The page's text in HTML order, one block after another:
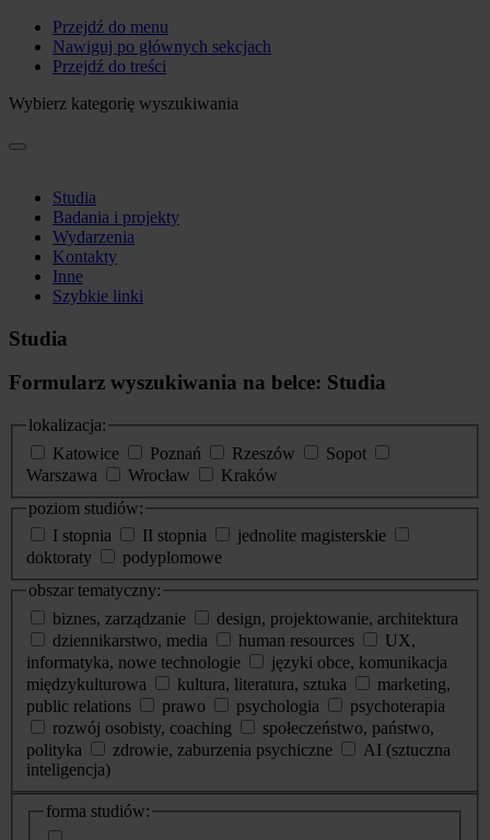
Przejdź do menu
Nawiguj po głównych sekcjach
Przejdź do treści
Wybierz kategorię wyszukiwania
Studia
Badania i projekty
Wydarzenia
Kontakty
Inne
Szybkie linki
Studia
Formularz wyszukiwania na belce: Studia
lokalizacja:
Katowice
Poznań Rzeszów
Sopot
Warszawa
Wrocław
Kraków
poziom studiów:
I stopnia
II stopnia
jednolite magisterskie
doktoraty
podyplomowe
obszar tematyczny:
biznes, zarządzanie
design, projektowanie, architektura
dziennikarstwo, media
human resources
UX,
informatyka, nowe technologie
języki obce, komunikacja
międzykulturowa
kultura, literatura, sztuka
marketing,
public relations
prawo psychologia
psychoterapia
rozwój osobisty, coaching
społeczeństwo, państwo,
polityka
zdrowie, zaburzenia psychiczne
AI (sztuczna
inteligencja)
dodatkowe
informacje
forma studiów: